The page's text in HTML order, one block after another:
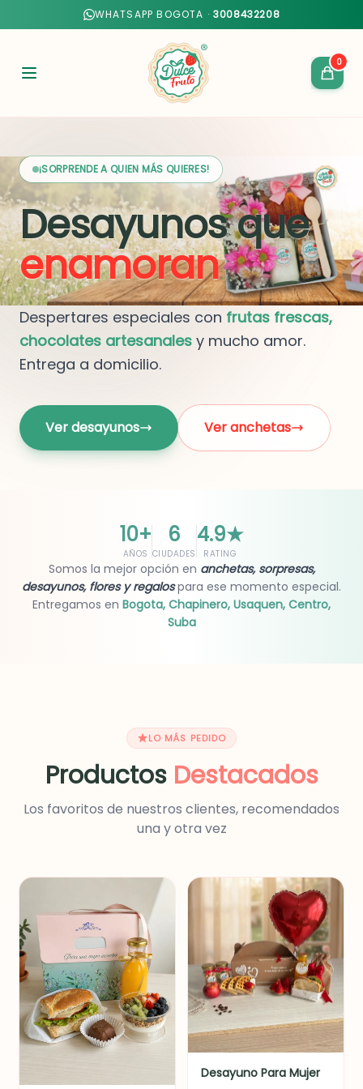
WHATSAPP BOGOTA ·3008432208
0
¡SORPRENDE A QUIEN MÁS QUIERES!
Desayunos que
enamoran
Despertares especiales con frutas frescas,
chocolates artesanales y mucho amor.
Entrega a domicilio.
Ver desayunos Ver anchetas
10+
AÑOS
6
CIUDADES
4.9★
RATING
Somos la mejor opción en anchetas, sorpresas,
desayunos, flores y regalospara ese momento especial.
Entregamos en Bogota, Chapinero, Usaquen, Centro,
Suba
LO MÁS PEDIDO
Productos Destacados
Los favoritos de nuestros clientes, recomendados
una y otra vez
Desayuno Para Mujer